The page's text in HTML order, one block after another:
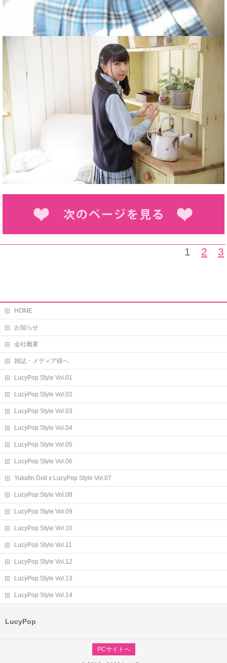
1 2 3
HOME
お知らせ
会社概要
雑誌・メディア様へ
LucyPop Style Vol.01
LucyPop Style Vol.02
LucyPop Style Vol.03
LucyPop Style Vol.04
LucyPop Style Vol.05
LucyPop Style Vol.06
Yukafin Doll x LucyPop Style Vol.07
LucyPop Style Vol.08
LucyPop Style Vol.09
LucyPop Style Vol.10
LucyPop Style Vol.11
LucyPop Style Vol.12
LucyPop Style Vol.13
LucyPop Style Vol.14
LucyPop
PCサイトへ